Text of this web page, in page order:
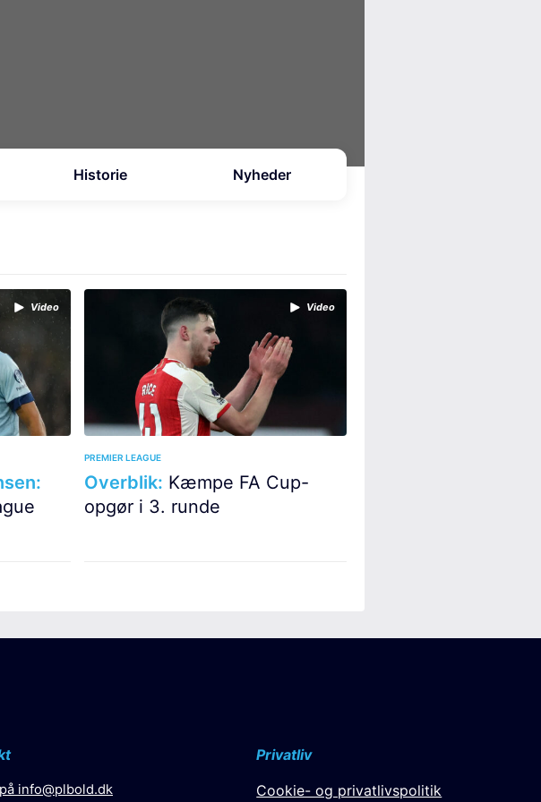
Historie Nyheder
Video Video
PREMIER LEAGUE
Overblik: Kæmpe FA Cup-
opgør i 3. runde
info@plbold.dk
Privatliv
Cookie- og privatlivspolitik